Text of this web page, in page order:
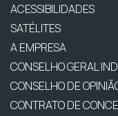
ACESSIBILIDADES
SATÉLITES
A EMPRESA
CONSELHO GERAL
CONSELHO DE
CONTRATO DE